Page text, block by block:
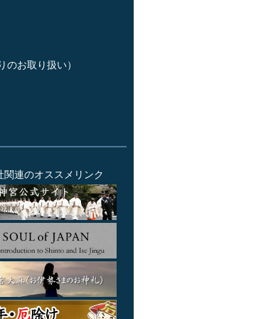
のお取り扱い）
関連のオススメリンク